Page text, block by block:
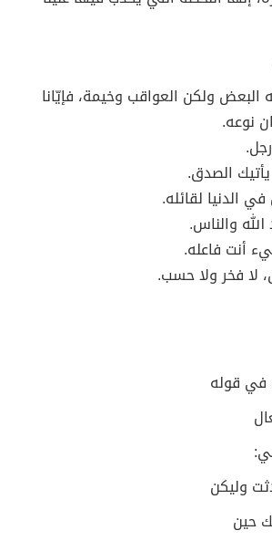
ولكن العواقب وخيمة، فإيّانا
نوعه.
الصدق.
الدنيا لقائله.
والناس.
أنت فاعله.
لا فخر ولا حسب.
في قوله
وليكن
حين